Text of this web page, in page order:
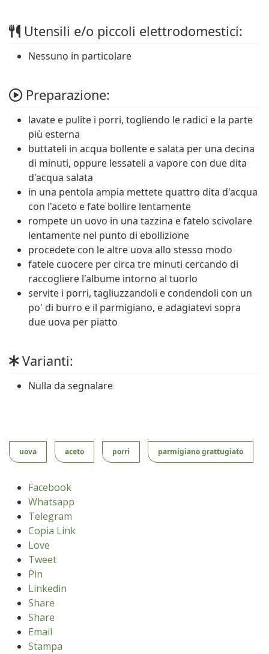
Utensili e/o piccoli elettrodomestici:
Nessuno in particolare
Preparazione:
lavate e pulite i porri, togliendo le radici e la parte
più esterna
buttateli in acqua bollente e salata per una decina
di minuti, oppure lessateli a vapore con due dita
d'acqua salata
in una pentola ampia mettete quattro dita d'acqua
con l'aceto e fate bollire lentamente
rompete un uovo in una tazzina e fatelo scivolare
lentamente nel punto di ebollizione
procedete con le altre uova allo stesso modo
fatele cuocere per circa tre minuti cercando di
raccogliere l'albume intorno al tuorlo
servite i porri, tagliuzzandoli e condendoli con un
po' di burro e il parmigiano, e adagiatevi sopra
due uova per piatto
Varianti:
Nulla da segnalare
uova aceto porri parmigiano grattugiato
Facebook
Whatsapp
Telegram
Copia Link
Love
Tweet
Pin
Linkedin
Share
Share
Email
Stampa